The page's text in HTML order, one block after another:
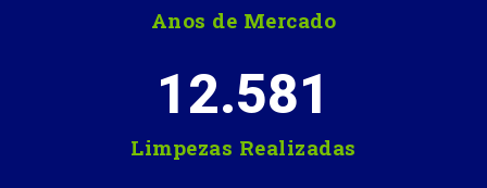
Anos de Mercado
Limpezas Realizadas
12.581